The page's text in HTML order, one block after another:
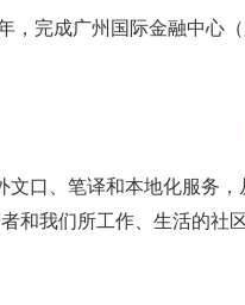
完成广州国际金融中心（
口、笔译和本地化服务
和我们所工作、生活的社区